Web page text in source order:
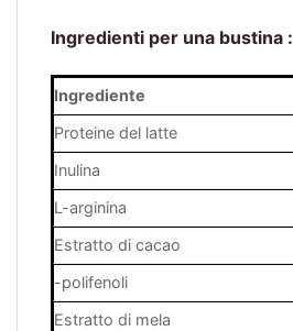
Ingredienti per una bustina :
Ingrediente
Proteine del latte
Inulina
L-arginina
Estratto di cacao
-polifenoli
Estratto di mela